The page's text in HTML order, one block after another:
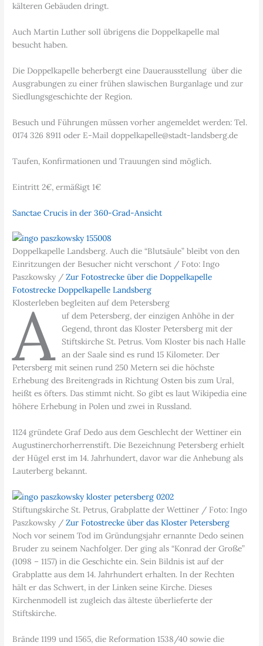
kälteren Gebäuden dringt.
Auch Martin Luther soll übrigens die Doppelkapelle mal
besucht haben.
Die Doppelkapelle beherbergt eine Dauerausstellung über die
Ausgrabungen zu einer frühen slawischen Burganlage und zur
Siedlungsgeschichte der Region.
Besuch und Führungen müssen vorher angemeldet werden: Tel.
0174 326 8911 oder E-Mail doppelkapelle@stadt-landsberg.de
Taufen, Konfirmationen und Trauungen sind möglich.
Eintritt 2€, ermäßigt 1€
Sanctae Crucis in der 360-Grad-Ansicht
Doppelkapelle Landsberg. Auch die “Blutsäule” bleibt von den
Einritzungen der Besucher nicht verschont / Foto: Ingo
Paszkowsky /Zur Fotostrecke über die Doppelkapelle
Fotostrecke Doppelkapelle Landsberg
Klosterleben begleiten auf dem Petersberg
A
uf dem Petersberg, der einzigen Anhöhe in der
Gegend, thront das Kloster Petersberg mit der
Stiftskirche St. Petrus. Vom Kloster bis nach Halle
an der Saale sind es rund 15 Kilometer. Der
Petersberg mit seinen rund 250 Metern sei die höchste
Erhebung des Breitengrads in Richtung Osten bis zum Ural,
heißt es öfters. Das stimmt nicht. So gibt es laut Wikipedia eine
höhere Erhebung in Polen und zwei in Russland.
1124 gründete Graf Dedo aus dem Geschlecht der Wettiner ein
Augustinerchorherrenstift. Die Bezeichnung Petersberg erhielt
der Hügel erst im 14. Jahrhundert, davor war die Anhebung als
Lauterberg bekannt.
Stiftungskirche St. Petrus, Grabplatte der Wettiner / Foto: Ingo
Paszkowsky /Zur Fotostrecke über das Kloster Petersberg
Noch vor seinem Tod im Gründungsjahr ernannte Dedo seinen
Bruder zu seinem Nachfolger. Der ging als “Konrad der Große”
(1098 – 1157) in die Geschichte ein. Sein Bildnis ist auf der
Grabplatte aus dem 14. Jahrhundert erhalten. In der Rechten
hält er das Schwert, in der Linken seine Kirche. Dieses
Kirchenmodell ist zugleich das älteste überlieferte der
Stiftskirche.
Brände 1199 und 1565, die Reformation 1538/40 sowie die